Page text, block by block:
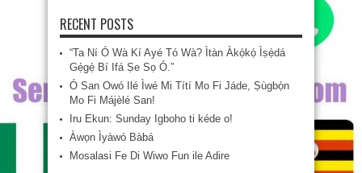
RECENT POSTS
“Ta Ní Ó Wà Kí Ayé Tó Wà? Ìtàn Àkọ́kọ́ Ìṣẹ̀dá
Gẹ́gẹ́ Bí Ifá Ṣe Sọ Ó.”
Ó San Owó Ilé Ìwé Mi Títí Mo Fi Jáde, Ṣùgbọ́n
Mo Fi Májèlé San!
Iru Ekun: Sunday Igboho ti kéde o!
Àwọn Ìyàwó Bàbá
Mosalasi Fe Di Wiwo Fun ile Adire